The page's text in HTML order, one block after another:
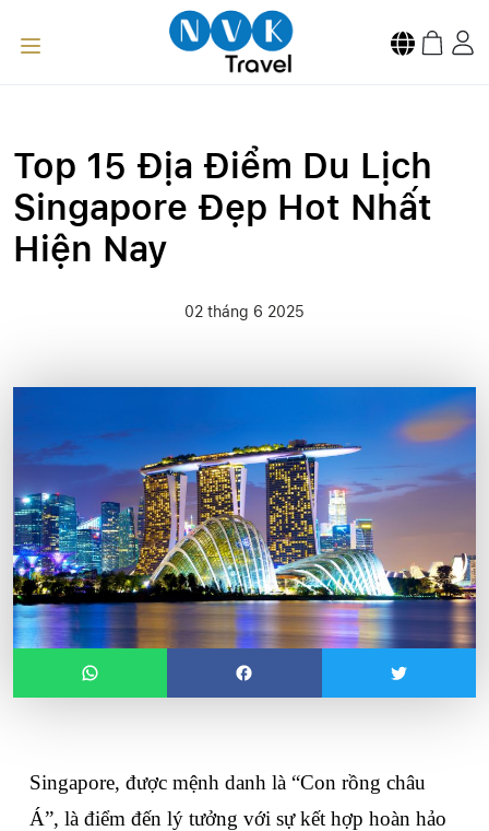
Top 15 Địa Điểm Du Lịch
Singapore Đẹp Hot Nhất
Hiện Nay
02 tháng 6 2025
Singapore, được mệnh danh là “Con rồng châu
Á”, là điểm đến lý tưởng với sự kết hợp hoàn hảo